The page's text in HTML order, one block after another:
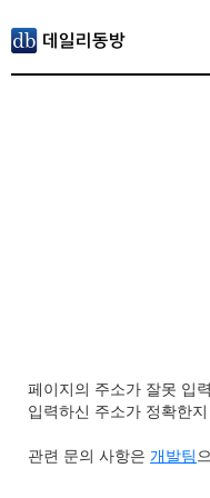
페이지의 주소가 잘못 입
입력하신 주소가 정확한
관련 문의 사항은 개발팀